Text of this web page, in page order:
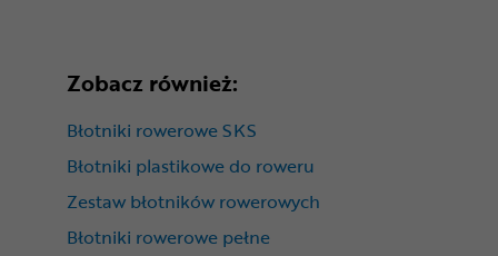
Zobacz również:
Błotniki rowerowe SKS
Błotniki plastikowe do roweru
Zestaw błotników rowerowych
Błotniki rowerowe pełne